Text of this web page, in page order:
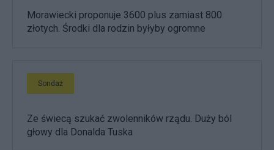
Morawiecki proponuje 3600 plus zamiast 800
złotych. Środki dla rodzin byłyby ogromne
Sondaż
Ze świecą szukać zwolenników rządu. Duży ból
głowy dla Donalda Tuska